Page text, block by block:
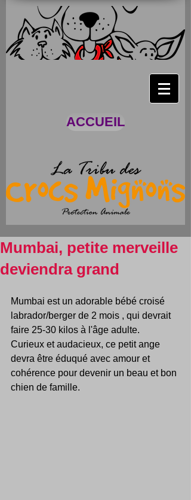
ACCUEIL
Mumbai, petite merveille
deviendra grand
Mumbai est un adorable bébé croisé
labrador/berger de 2 mois , qui devrait
faire 25-30 kilos à l'âge adulte.
Curieux et audacieux, ce petit ange
devra être éduqué avec amour et
cohérence pour devenir un beau et bon
chien de famille.